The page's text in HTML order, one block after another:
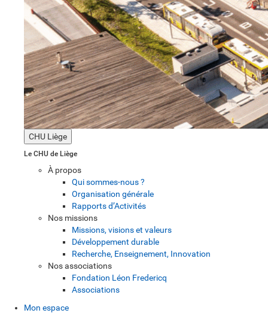
CHU Liège
Le CHU de Liège
À propos
Qui sommes-nous ?
Organisation générale
Rapports d’Activités
Nos missions
Missions, visions et valeurs
Développement durable
Recherche, Enseignement, Innovation
Nos associations
Fondation Léon Fredericq
Associations
Mon espace